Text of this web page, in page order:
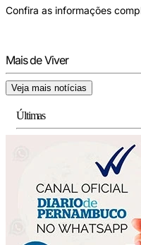
Confira as informações
Mais de Viver
Veja mais notícias
Últimas